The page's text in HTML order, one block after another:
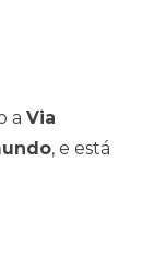
a Via
, e está